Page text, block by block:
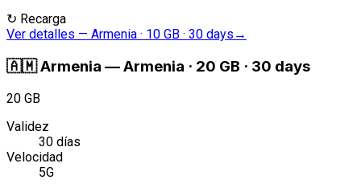
↻ Recarga
Ver detalles — Armenia · 10 GB · 30 days →
🇦🇲Armenia —Armenia · 20 GB · 30 days
20 GB
Validez
30 días
Velocidad
5G